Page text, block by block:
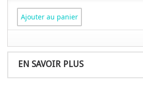
Ajouter au panier
EN SAVOIR PLUS